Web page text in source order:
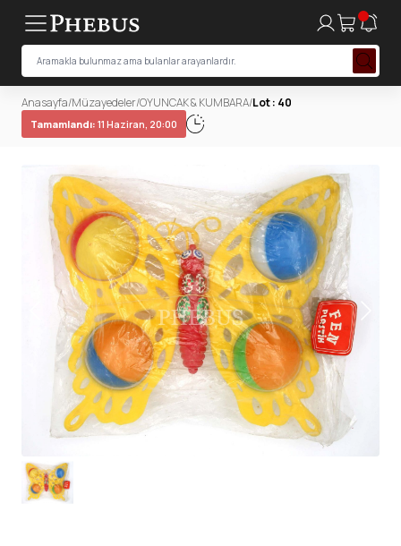
Anasayfa/Müzayedeler/OYUNCAK & KUMBARA/Lot : 40
Tamamlandı: 11 Haziran, 20:00